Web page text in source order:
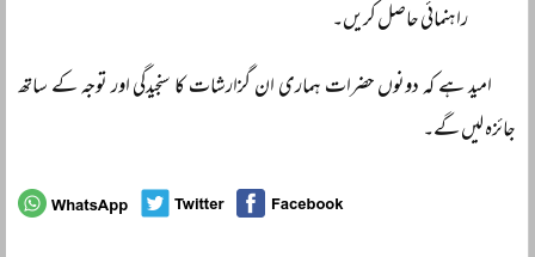
راہنمائی حاصل کریں۔
امید ہے کہ دونوں حضرات ہماری ان گزارشات کا سنجیدگی اور توجہ کے ساتھ
جائزہ لیں گے۔